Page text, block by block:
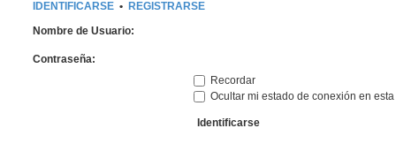
IDENTIFICARSE • REGISTRARSE
Nombre de Usuario:
Contraseña:
Recordar
Ocultar mi estado de conexión en